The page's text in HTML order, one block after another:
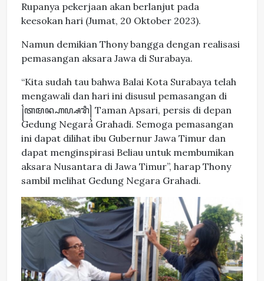
Rupanya pekerjaan akan berlanjut pada
keesokan hari (Jumat, 20 Oktober 2023).
Namun demikian Thony bangga dengan realisasi
pemasangan aksara Jawa di Surabaya.
“Kita sudah tau bahwa Balai Kota Surabaya telah
mengawali dan hari ini disusul pemasangan di
꧌ꦠꦩꦤ꧀ꦲꦥ꧀ꦱꦫꦶ꧍ Taman Apsari, persis di depan
Gedung Negara Grahadi. Semoga pemasangan
ini dapat dilihat ibu Gubernur Jawa Timur dan
dapat menginspirasi Beliau untuk membumikan
aksara Nusantara di Jawa Timur”, harap Thony
sambil melihat Gedung Negara Grahadi.